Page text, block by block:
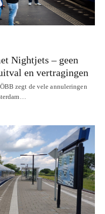
Nightjets – geen
en vertragingen
zegt de vele annuleringen